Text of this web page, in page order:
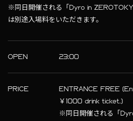
※同日開催される「Dyro in
は別途入場料をいただきます。
OPEN 23:00
PRICE
ENTRANCE FREE
￥1000 drink ticket.)
※同日開催される「